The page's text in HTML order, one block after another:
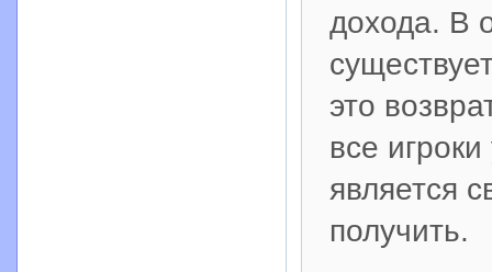
дохода. В
это
все
является
получить.